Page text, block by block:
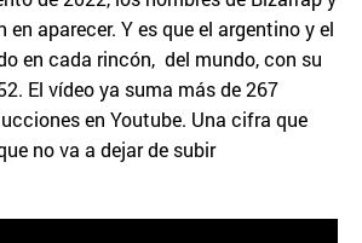
en aparecer. Y es que el argentino y el
en cada rincón, del mundo, con su
El vídeo ya suma más de 267
en Youtube. Una cifra que
no va a dejar de subir